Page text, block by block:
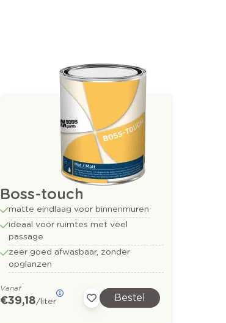
Boss-touch
matte eindlaag voor binnenmuren
ideaal voor ruimtes met veel
passage
zeer goed afwasbaar, zonder
opglanzen
Vanaf
€ 39,18/liter Bestel